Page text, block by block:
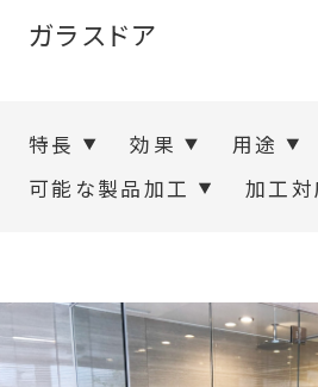
ガラスドア
特長 効果 用途
可能な製品加工
加工